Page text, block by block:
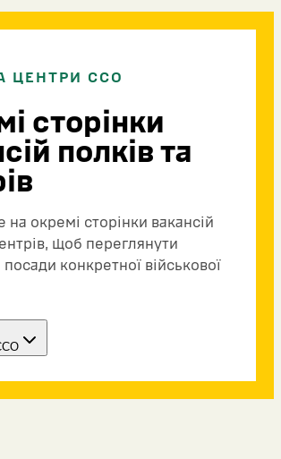
ЦЕНТРИ ССО
сторінки
полків та
на окремі сторінки вакансій
щоб переглянути
конкретної військової